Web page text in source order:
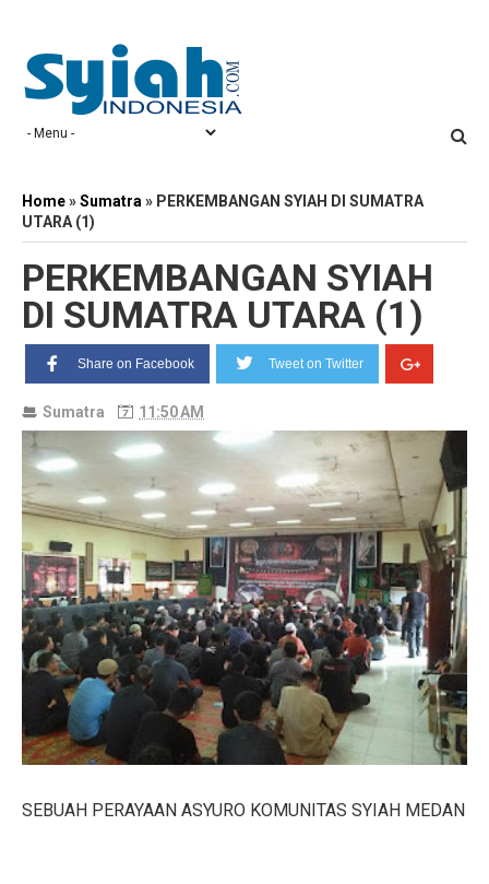
Home»Sumatra » PERKEMBANGAN SYIAH DI SUMATRA
UTARA (1)
PERKEMBANGAN SYIAH
DI SUMATRA UTARA (1)
Share on Facebook Tweet on Twitter
Sumatra 11:50 AM
SEBUAH PERAYAAN ASYURO KOMUNITAS SYIAH MEDAN